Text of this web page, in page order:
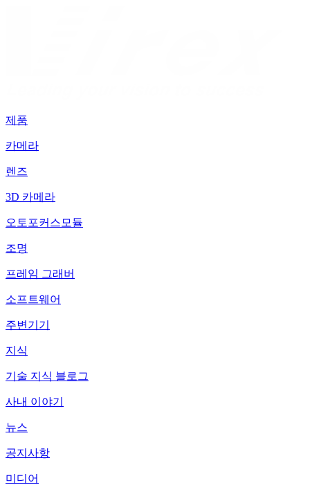
제품
카메라
렌즈
3D 카메라
오토포커스모듈
조명
프레임 그래버
소프트웨어
주변기기
지식
기술 지식 블로그
사내 이야기
뉴스
공지사항
미디어